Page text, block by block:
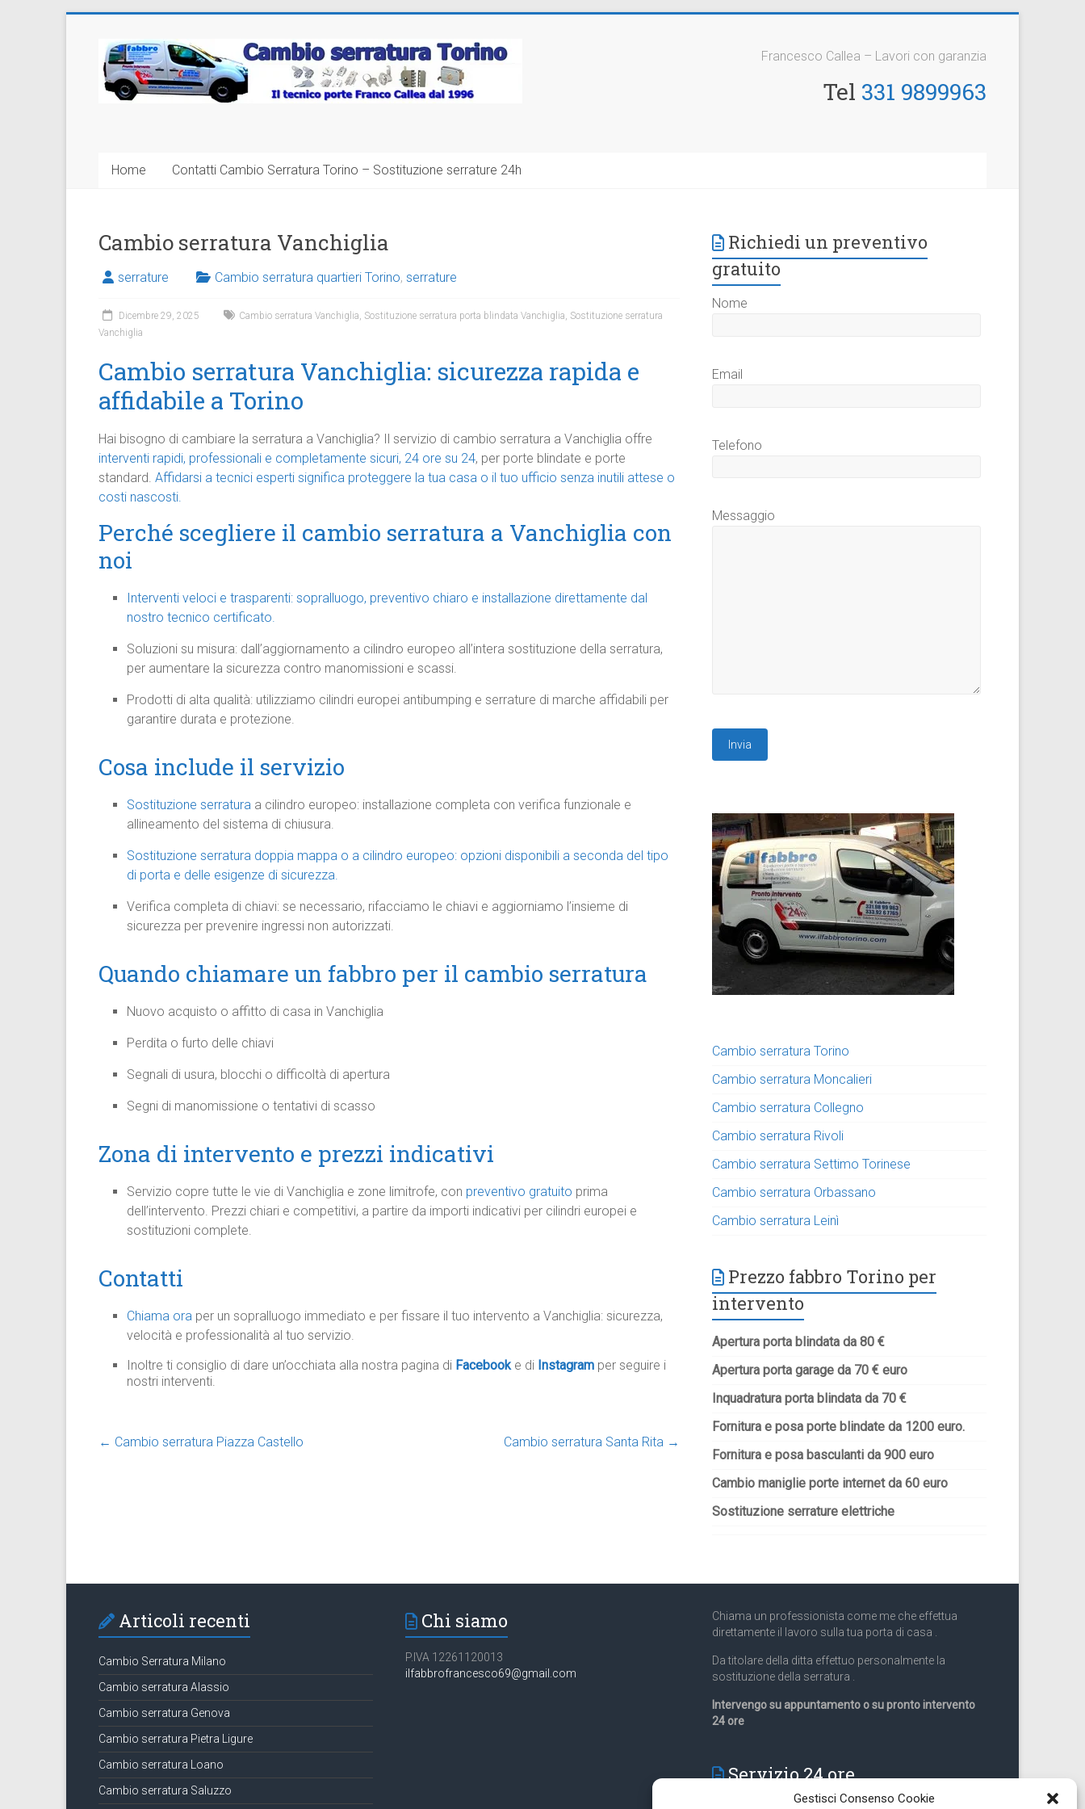
Gestisci Consenso Cookie
contenutoCambio
Serratura
Francesco Callea – Lavori con garanzia
Tel 331 9899963
Home Contatti Cambio Serratura Torino – Sostituzione serrature 24h
Cambio serratura Vanchiglia
serrature Cambio serratura quartieri Torino, serrature
Dicembre 29, 2025 Cambio serratura Vanchiglia, Sostituzione serratura porta blindata Vanchiglia, Sostituzione serratura
Vanchiglia
Cambio serratura Vanchiglia: sicurezza rapida e
affidabile a Torino
Hai bisogno di cambiare la serratura a Vanchiglia? Il servizio di cambio serratura a Vanchiglia offre
interventi rapidi, professionali e completamente sicuri, 24 ore su 24, per porte blindate e porte
standard. Affidarsi a tecnici esperti significa proteggere la tua casa o il tuo ufficio senza inutili attese o
costi nascosti.
Perché scegliere il cambio serratura a Vanchiglia con
noi
Interventi veloci e trasparenti: sopralluogo, preventivo chiaro e installazione direttamente dal
nostro tecnico certificato.
Soluzioni su misura: dall’aggiornamento a cilindro europeo all’intera sostituzione della serratura,
per aumentare la sicurezza contro manomissioni e scassi.
Prodotti di alta qualità: utilizziamo cilindri europei antibumping e serrature di marche affidabili per
garantire durata e protezione.
Cosa include il servizio
Sostituzione serratura a cilindro europeo: installazione completa con verifica funzionale e
allineamento del sistema di chiusura.
Sostituzione serratura doppia mappa o a cilindro europeo: opzioni disponibili a seconda del tipo
di porta e delle esigenze di sicurezza.
Verifica completa di chiavi: se necessario, rifacciamo le chiavi e aggiorniamo l’insieme di
sicurezza per prevenire ingressi non autorizzati.
Quando chiamare un fabbro per il cambio serratura
Nuovo acquisto o affitto di casa in Vanchiglia
Perdita o furto delle chiavi
Segnali di usura, blocchi o difficoltà di apertura
Segni di manomissione o tentativi di scasso
Zona di intervento e prezzi indicativi
Servizio copre tutte le vie di Vanchiglia e zone limitrofe, con preventivo gratuito prima
dell’intervento. Prezzi chiari e competitivi, a partire da importi indicativi per cilindri europei e
sostituzioni complete.
Contatti
Chiama ora per un sopralluogo immediato e per fissare il tuo intervento a Vanchiglia: sicurezza,
velocità e professionalità al tuo servizio.
Inoltre ti consiglio di dare un’occhiata alla nostra pagina di Facebook e di Instagram per seguire i
nostri interventi.
← Cambio serratura Piazza Castello Cambio serratura Santa Rita →
Richiedi un preventivo
gratuito
Nome
Email
Telefono
Messaggio
Cambio serratura Torino
Cambio serratura Moncalieri
Cambio serratura Collegno
Cambio serratura Rivoli
Cambio serratura Settimo Torinese
Cambio serratura Orbassano
Cambio serratura Leinì
Prezzo fabbro Torino per
intervento
Apertura porta blindata da 80 €
Apertura porta garage da 70 € euro
Inquadratura porta blindata da 70 €
Fornitura e posa porte blindate da 1200 euro.
Fornitura e posa basculanti da 900 euro
Cambio maniglie porte internet da 60 euro
Sostituzione serrature elettriche
Articoli recenti
Cambio Serratura Milano
Cambio serratura Alassio
Cambio serratura Genova
Cambio serratura Pietra Ligure
Cambio serratura Loano
Cambio serratura Saluzzo
Chi siamo
P.IVA 12261120013
ilfabbrofrancesco69@gmail.com
Chiama un professionista come me che effettua
direttamente il lavoro sulla tua porta di casa .
Da titolare della ditta effettuo personalmente la
sostituzione della serratura .
Intervengo su appuntamento o su pronto intervento
24 ore
Servizio 24 ore